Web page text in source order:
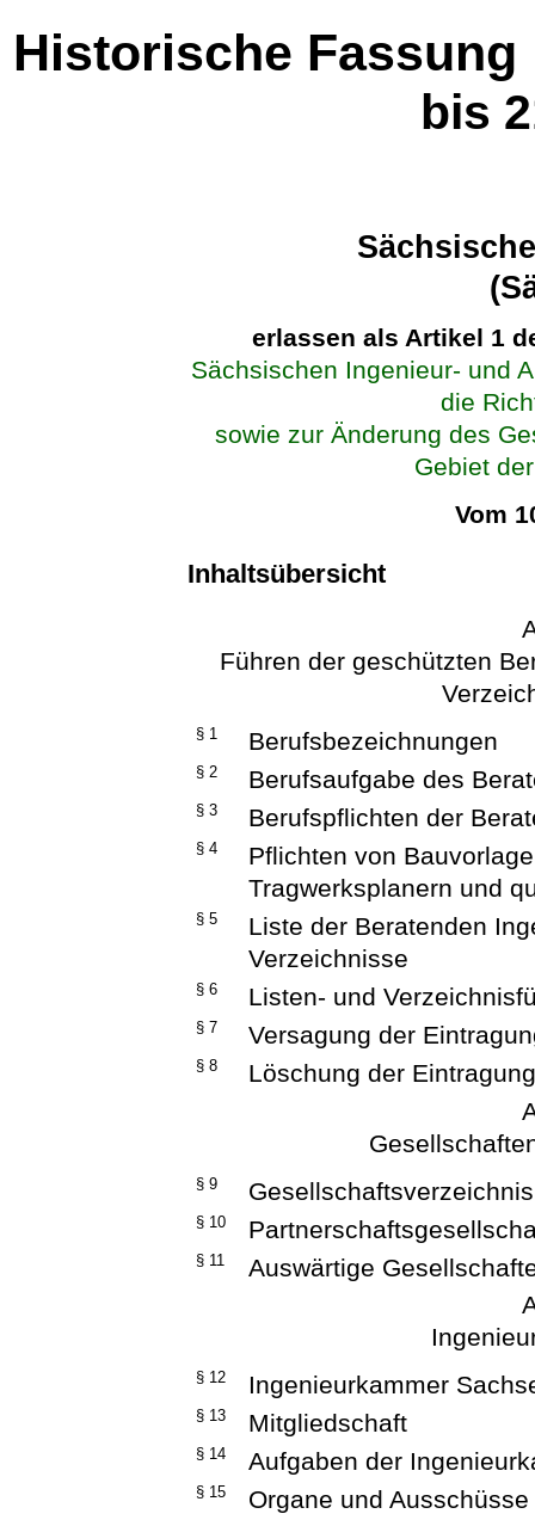
Historische Fassung
bis
erlassen als Artikel 1
Sächsischen Ingenieur- und
die
sowie zur Änderung des
Gebiet
Vom
Inhaltsübersicht
Führen der geschützten
§ 1 Berufsbezeichnungen
§ 2 Berufsaufgabe des
§ 3 Berufspflichten der
§ 4
Pflichten von
Tragwerksplanern und
§ 5
Liste der Beratenden
Verzeichnisse
§ 6 Listen- und
§ 7 Versagung der
§ 8
Löschung der
§ 9
§ 10
§ 11
Auswärtige
§ 12 Ingenieurkammer
§ 13 Mitgliedschaft
§ 14 Aufgaben der
§ 15 Organe und